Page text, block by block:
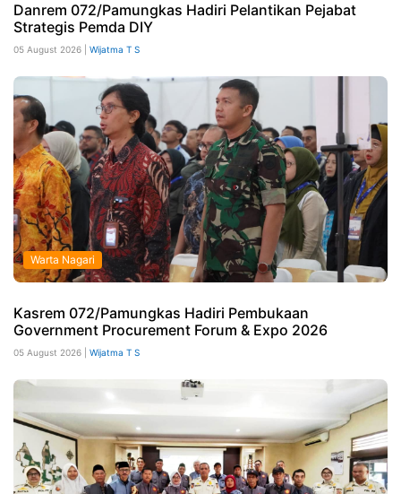
Danrem 072/Pamungkas Hadiri Pelantikan Pejabat
Strategis Pemda DIY
05 August 2026 | Wijatma T S
Warta Nagari
Kasrem 072/Pamungkas Hadiri Pembukaan
Government Procurement Forum & Expo 2026
05 August 2026 | Wijatma T S